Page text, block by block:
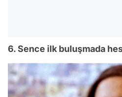
6. Sence ilk buluşmada